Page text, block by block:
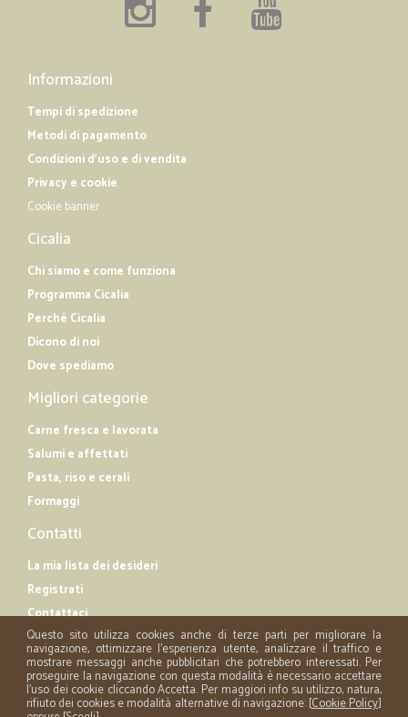
Soddisfatta pienamente
Informazioni
Tempi di spedizione
Metodi di pagamento
Condizioni d'uso e di vendita
Privacy e cookie
Cookie banner
Cicalia
Chi siamo e come funziona
Programma Cicalia
Perché Cicalia
Dicono di noi
Dove spediamo
Migliori categorie
Carne fresca e lavorata
Salumi e affettati
Pasta, riso e cerali
Formaggi
Contatti
La mia lista dei desideri
Registrati
Contattaci
Questo sito utilizza cookies anche di terze parti per migliorare la
navigazione, ottimizzare l'esperienza utente, analizzare il traffico e
mostrare messaggi anche pubblicitari che potrebbero interessati. Per
proseguire la navigazione con questa modalità è necessario accettare
l'uso dei cookie cliccando Accetta. Per maggiori info su utilizzo, natura,
rifiuto dei cookies e modalità alternative di navigazione: [Cookie Policy]